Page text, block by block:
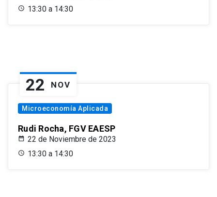
13:30 a 14:30
22 NOV
Microeconomía Aplicada
Rudi Rocha, FGV EAESP
22 de Noviembre de 2023
13:30 a 14:30